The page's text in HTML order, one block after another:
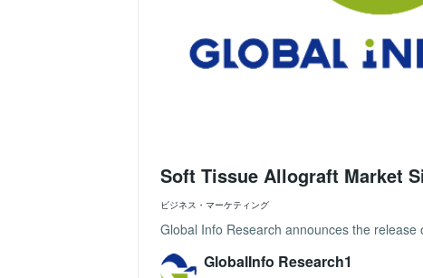
Soft Tissue Allograft Market
ビジネス・マーケティング
Global Info Research announces the
GlobalInfo Research1